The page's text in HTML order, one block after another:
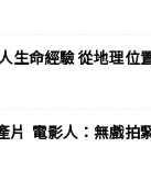
生命經驗 從地理位
片 電影人：無戲拍